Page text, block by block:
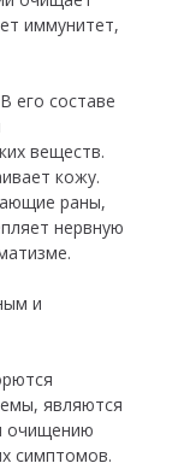
иммунитет,
его составе
веществ.
кожу.
раны,
нервную
и
являются
очищению
симптомов.